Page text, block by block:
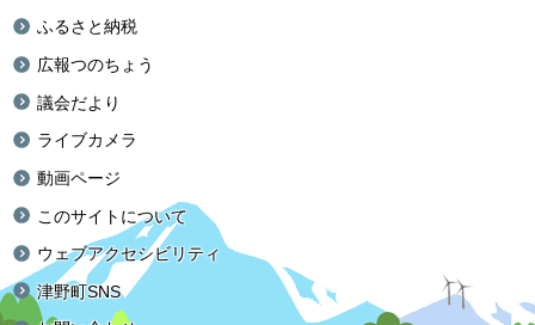
ふるさと納税
広報つのちょう
議会だより
ライブカメラ
動画ページ
このサイトについて
ウェブアクセシビリティ
津野町SNS